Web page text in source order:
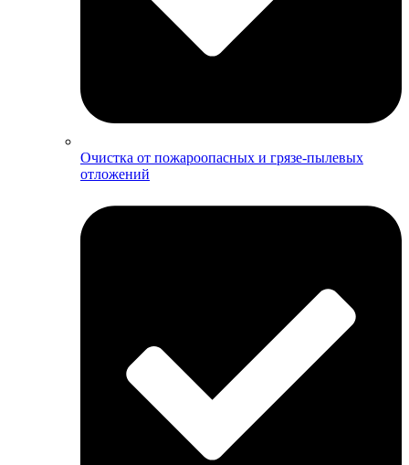
Очистка от пожароопасных и грязе-пылевых
отложений